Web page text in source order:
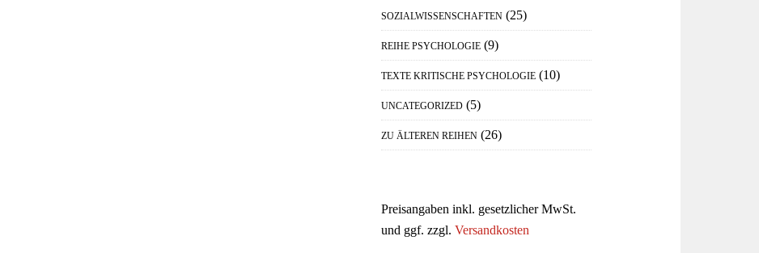
SOZIALWISSENSCHAFTEN (25)
REIHE PSYCHOLOGIE (9)
TEXTE KRITISCHE PSYCHOLOGIE (10)
UNCATEGORIZED (5)
ZU ÄLTEREN REIHEN (26)
Preisangaben inkl. gesetzlicher MwSt.
und ggf. zzgl. Versandkosten